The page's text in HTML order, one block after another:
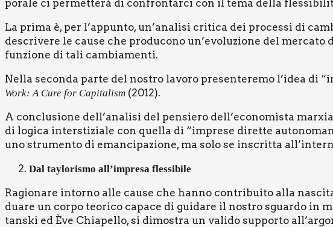
po­ra­le ci per­met­te­rà di con­fron­tar­ci con il tema del­la
La pri­ma è, per l’appunto, un’analisi cri­ti­ca dei pro­ces­si di
descri­ve­re le cau­se che pro­du­co­no un’evoluzione del
fun­zio­ne di tali cam­bia­men­ti.
Nel­la secon­da par­te del nostro lavo­ro pre­sen­te­re­mo l’idea di
Work: A Cure for Capi­ta­li­sm (2012).
A con­clu­sio­ne dell’analisi del pen­sie­ro dell’economista
di logi­ca inter­sti­zia­le con quel­la di “impre­se diret­te
uno stru­men­to di eman­ci­pa­zio­ne, ma solo se inscrit­ta
Dal tay­lo­ri­smo all’impresa fles­si­bi­le
Ragio­na­re intor­no alle cau­se che han­no con­tri­bui­to alla
dua­re un cor­po teo­ri­co capa­ce di gui­da­re il nostro sguar­do in
tan­ski ed Ève Chia­pel­lo, si dimo­stra un vali­do sup­por­to